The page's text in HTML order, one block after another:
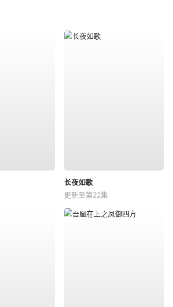
长夜如歌
更新至第22集